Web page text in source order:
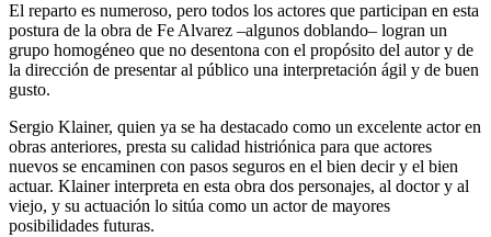
El reparto es numeroso, pero todos los actores que participan en esta
postura de la obra de Fe Alvarez –algunos doblando– logran un
grupo homogéneo que no desentona con el propósito del autor y de
la dirección de presentar al público una interpretación ágil y de buen
gusto.
Sergio Klainer, quien ya se ha destacado como un excelente actor en
obras anteriores, presta su calidad histriónica para que actores
nuevos se encaminen con pasos seguros en el bien decir y el bien
actuar. Klainer interpreta en esta obra dos personajes, al doctor y al
viejo, y su actuación lo sitúa como un actor de mayores
posibilidades futuras.